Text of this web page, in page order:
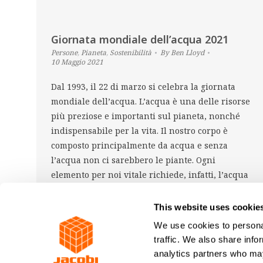
This website uses
We use cookies to
traffic. We also share
analytics partners who
Giornata mondiale dell’acqua 2021
Persone,Pianeta, Sostenibilità ByBen Lloyd
10 Maggio 2021
Dal 1993, il 22 di marzo si celebra la giornata
mondiale dell’acqua. L’acqua è una delle risorse
più preziose e importanti sul pianeta, nonché
indispensabile per la vita. Il nostro corpo è
composto principalmente da acqua e senza
l’acqua non ci sarebbero le piante. Ogni
elemento per noi vitale richiede, infatti, l’acqua
JACOBI CARBONS GROUP © 2026